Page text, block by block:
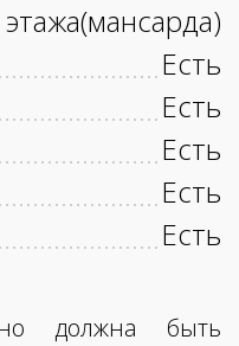
Есть
Есть
Есть
Есть
Есть
должна быть